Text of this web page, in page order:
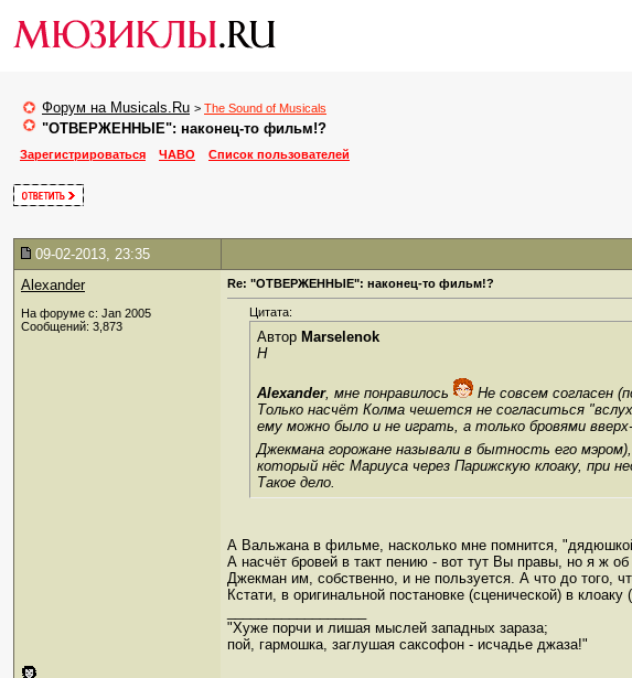
Форум на Musicals.Ru > The Sound of Musicals
"ОТВЕРЖЕННЫЕ": наконец-то фильм!?
Зарегистрироваться
ЧАВО Список пользователей
09-02-2013, 23:35
Alexander
На форуме с: Jan 2005
Сообщений: 3,873
Re: "ОТВЕРЖЕННЫЕ": наконец-то фильм!?
Цитата:
Автор Marselenok
Н
Alexander, мне понравилось Не совсем согласен
Только насчёт Колма чешется не согласиться
ему можно было и не играть, а только бровями
Джекмана горожане называли в бытность его
который нёс Мариуса через Парижскую клоаку, при
Такое дело.
А Вальжана в фильме, насколько мне помнится,
А насчёт бровей в такт пению - вот тут Вы правы, но я ж
Джекман им, собственно, и не пользуется. А что до того,
Кстати, в оригинальной постановке (сценической) в
"Хуже порчи и лишая мыслей западных зараза;
пой, гармошка, заглушая саксофон - исчадье джаза!"